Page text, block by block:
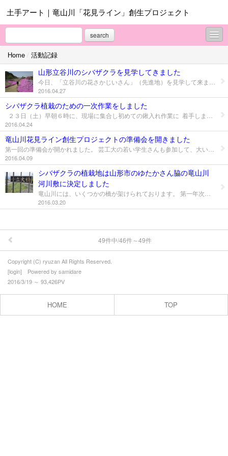
土手アート｜竜山川「花見ライン」創生プロジェクト
search
活動記録
プロジェクトのねらい
ご協力ありがとうございます
協賛者依頼
プロフィール
お問合せ
Home / 活動記録
山形立谷川のシバザクラを見学してきました
2016.04.27
シバザクラ植栽のための一次作業をしました
2016.04.24
竜山川花見ライン創生プロジェクトの準備会を開きました
2016.04.09
シバザクラの植栽地は山形市のゆたかさん脇の竜山川
河川敷に決定しました
2016.03.20
49件中/46件～49件
Copyright (C) ryuzan All Rights Reserved.
[login] Powered by samidare
2016/3/19 ～ 93,426PV
HOME TOP